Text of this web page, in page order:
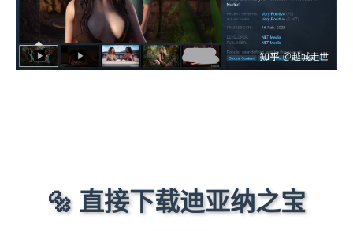
🔩 直接下载迪亚纳之宝